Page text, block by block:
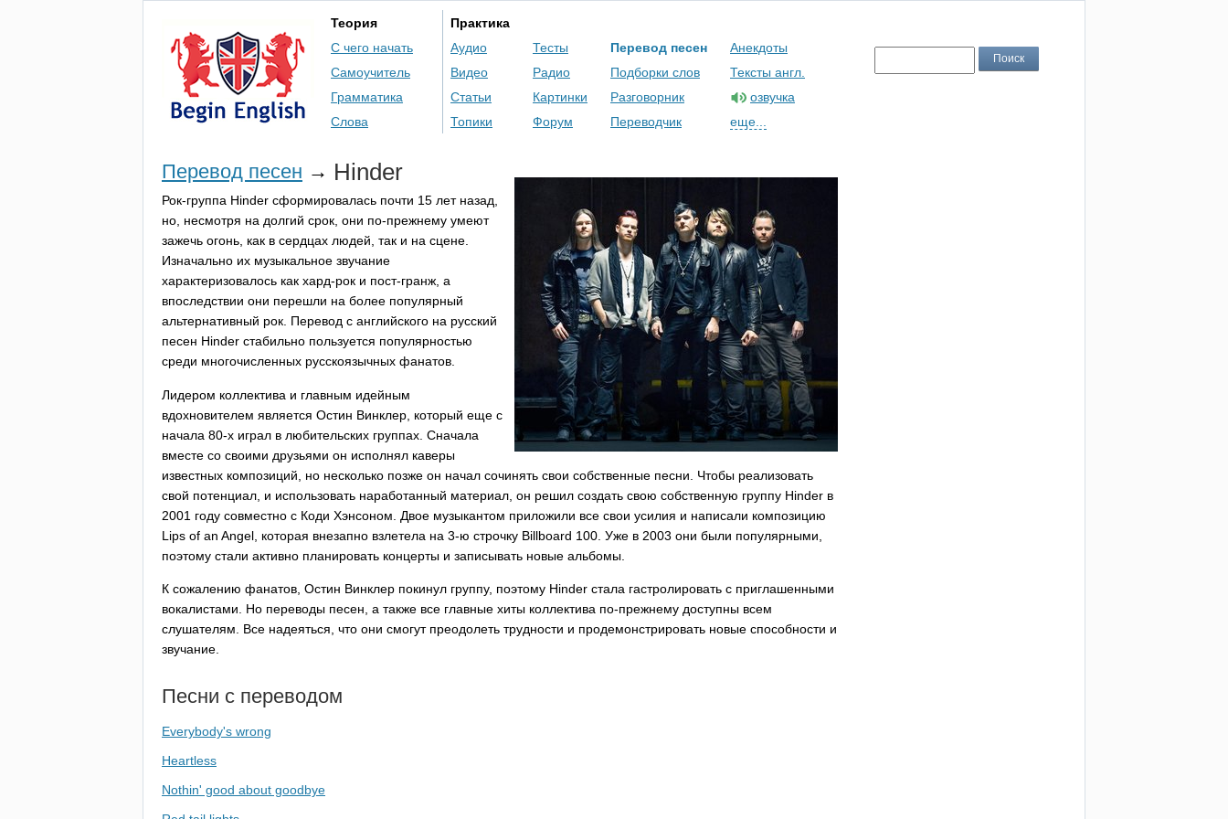
Теория
С чего начать
Самоучитель
Грамматика
Слова
Практика
Аудио
Видео
Статьи
Топики
Тесты
Радио
Картинки
Форум
Перевод песен
Подборки слов
Разговорник
Переводчик
Анекдоты
Тексты англ.
озвучка
еще...
Перевод песен → Hinder
Рок-группа Hinder сформировалась почти 15 лет назад,
но, несмотря на долгий срок, они по-прежнему умеют
зажечь огонь, как в сердцах людей, так и на сцене.
Изначально их музыкальное звучание
характеризовалось как хард-рок и пост-гранж, а
впоследствии они перешли на более популярный
альтернативный рок. Перевод с английского на русский
песен Hinder стабильно пользуется популярностью
среди многочисленных русскоязычных фанатов.
Лидером коллектива и главным идейным
вдохновителем является Остин Винклер, который еще с
начала 80-х играл в любительских группах. Сначала
вместе со своими друзьями он исполнял каверы
известных композиций, но несколько позже он начал сочинять свои собственные песни. Чтобы реализовать
свой потенциал, и использовать наработанный материал, он решил создать свою собственную группу Hinder в
2001 году совместно с Коди Хэнсоном. Двое музыкантом приложили все свои усилия и написали композицию
Lips of an Angel , которая внезапно взлетела на 3-ю строчку Billboard 100. Уже в 2003 они были популярными,
поэтому стали активно планировать концерты и записывать новые альбомы.
К сожалению фанатов, Остин Винклер покинул группу, поэтому Hinder стала гастролировать с приглашенными
вокалистами. Но переводы песен, а также все главные хиты коллектива по-прежнему доступны всем
слушателям. Все надеяться, что они смогут преодолеть трудности и продемонстрировать новые способности и
звучание.
Песни с переводом
Everybody's wrong
Heartless
Nothin' good about goodbye